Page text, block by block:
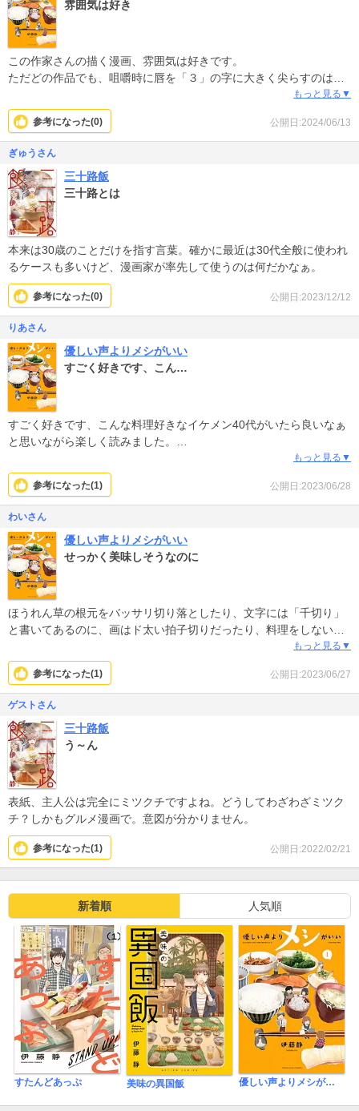
雰囲気は好き
この作家さんの描く漫画、雰囲気は好きです。
ただどの作品でも、咀嚼時に唇を「３」の字に大きく尖らすのはホ
ント気持ち悪いから止めて欲しい…。特に赤面しつつ、お目々キラ
キラで咀嚼音と共に唇をニュ〜〜っと前に伸ばされると嫌悪感がわ
きます。これって昭和時代の子供向け漫画の表現だと思います。
絵はかなり上手いほうなのに、こういう、現代では生理的嫌悪を誘
う表現がそこかしこに在るのがとても残念。
もっと見る▼
公開日:2024/06/13
参考になった(0)
ぎゅうさん
三十路飯
三十路とは
本来は30歳のことだけを指す言葉。確かに最近は30代全般に使われ
るケースも多いけど、漫画家が率先して使うのは何だかなぁ。
公開日:2023/12/12
参考になった(0)
りあさん
優しい声よりメシがいい
すごく好きです、こん…
すごく好きです、こんな料理好きなイケメン40代がいたら良いなぁ
と思いながら楽しく読みました。
家に待たせてる者がいるってセリフにもかなり萌えました。
実際猫が待ってるって言うと猫ぐらいほっといて大丈夫でしょとか
言う嫌な人が（だいたいおじさん）いるから、そこを分かって濁し
てる感じがほんとに猫好きだなぁと思いました。
うちも猫中心の生活ですが、それをバカにする人には適当に言っ
て、余計なストレスをためないようにしてます。
もっと見る▼
公開日:2023/06/28
参考になった(1)
わいさん
優しい声よりメシがいい
せっかく美味しそうなのに
ほうれん草の根元をバッサリ切り落としたり、文字には「千切り」
と書いてあるのに、画はド太い拍子切りだったり、料理をしないこ
もっと見る▼
公開日:2023/06/27
参考になった(1)
ゲストさん
三十路飯
う～ん
表紙、主人公は完全にミツクチですよね。どうしてわざわざミツク
チ？しかもグルメ漫画で。意図が分かりません。
公開日:2022/02/21
参考になった(1)
新着順 人気順
すたんどあっぷ 美味の異国飯 優しい声よりメシがいい